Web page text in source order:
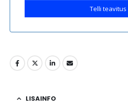
Telli teavitus
LISAINFO